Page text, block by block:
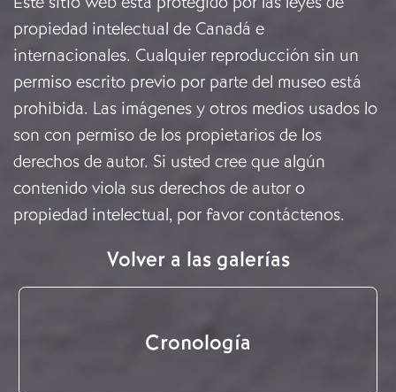
propiedad intelectual de Canadá e
internacionales. Cualquier reproducción sin un
permiso escrito previo por parte del museo está
prohibida. Las imágenes y otros medios usados lo
son con permiso de los propietarios de los
derechos de autor. Si usted cree que algún
contenido viola sus derechos de autor o
propiedad intelectual, por favor contáctenos.
Volver a las galerías
Cronología